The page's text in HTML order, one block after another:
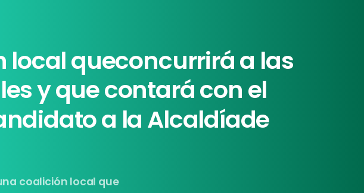
localqueconcurriráa las
yquecontaráconel
a laAlcaldíade
coalición local que